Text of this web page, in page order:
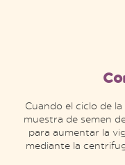
Cuando el ciclo de
muestra de semen
para aumentar la
mediante la